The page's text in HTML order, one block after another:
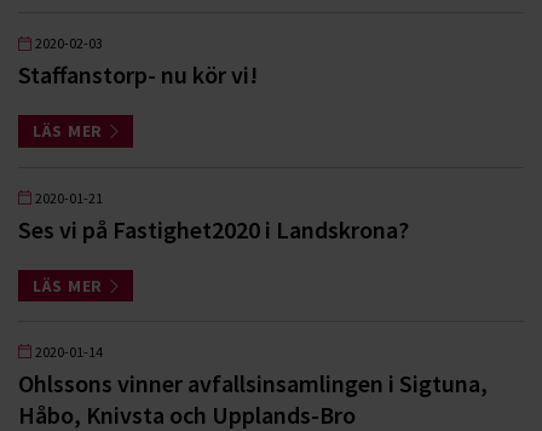
2020-02-03
Staffanstorp- nu kör vi!
LÄS MER
2020-01-21
Ses vi på Fastighet2020 i Landskrona?
LÄS MER
2020-01-14
Ohlssons vinner avfallsinsamlingen i Sigtuna,
Håbo, Knivsta och Upplands-Bro